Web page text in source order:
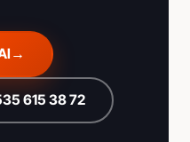
→
615 38 72